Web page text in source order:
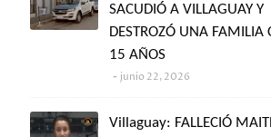
SACUDIÓ A VILLAGUAY Y
DESTROZÓ UNA FAMILIA
15 AÑOS
junio 22, 2026
Villaguay: FALLECIÓ